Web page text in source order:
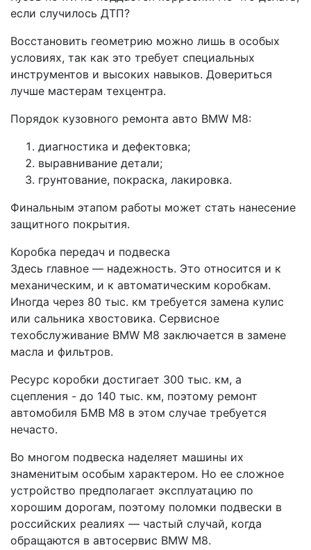
если случилось ДТП?
Восстановить геометрию можно лишь в особых
условиях, так как это требует специальных
инструментов и высоких навыков. Довериться
лучше мастерам техцентра.
Порядок кузовного ремонта авто BMW M8:
диагностика и дефектовка;
выравнивание детали;
грунтование, покраска, лакировка.
Финальным этапом работы может стать нанесение
защитного покрытия.
Коробка передач и подвеска
Здесь главное — надежность. Это относится и к
механическим, и к автоматическим коробкам.
Иногда через 80 тыс. км требуется замена кулис
или сальника хвостовика. Сервисное
техобслуживание BMW M8 заключается в замене
масла и фильтров.
Ресурс коробки достигает 300 тыс. км, а
сцепления - до 140 тыс. км, поэтому ремонт
автомобиля БМВ M8 в этом случае требуется
нечасто.
Во многом подвеска наделяет машины их
знаменитым особым характером. Но ее сложное
устройство предполагает эксплуатацию по
хорошим дорогам, поэтому поломки подвески в
российских реалиях — частый случай, когда
обращаются в автосервис BMW M8.